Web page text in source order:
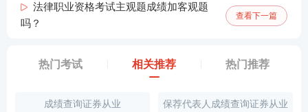
法律职业资格考试主观题成绩加客观题
吗？
查看下一篇
热门考试 相关推荐 热门推荐
成绩查询证券从业 保荐代表人成绩查询证券从业